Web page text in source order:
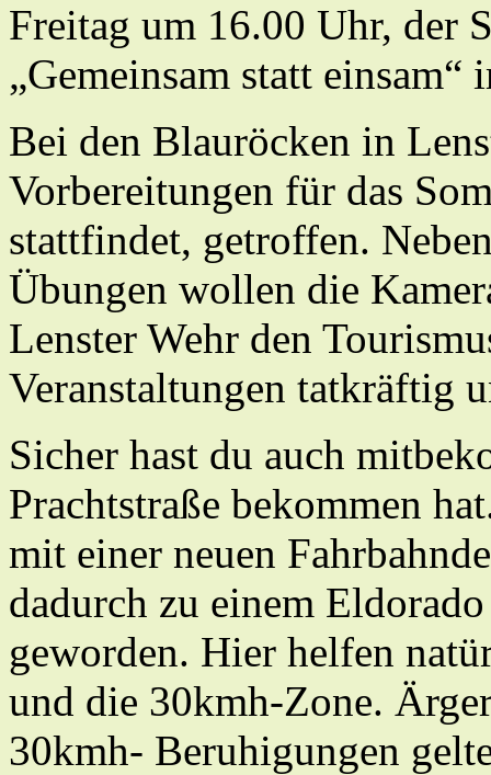
Freitag um 16.00 Uhr, der
„Gemeinsam statt
Bei den Blauröcken in
Vorbereitungen für das
stattfindet, getroffen.
Übungen wollen die
Lenster Wehr den
Veranstaltungen tatkräftig
Sicher hast du auch
Prachtstraße bekommen
mit einer neuen
dadurch zu einem
geworden. Hier helfen
und die 30kmh-Zone.
30kmh- Beruhigungen